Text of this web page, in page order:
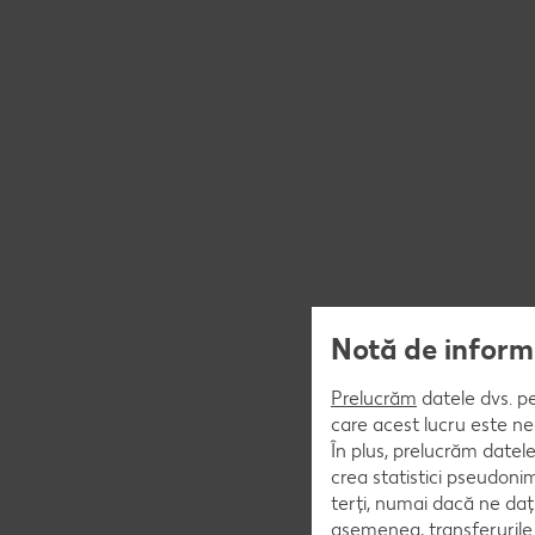
Notă de
Prelucrăm datele dvs.
care acest lucru este
În plus, prelucrăm
crea statistici
terți, numai dacă ne
asemenea,